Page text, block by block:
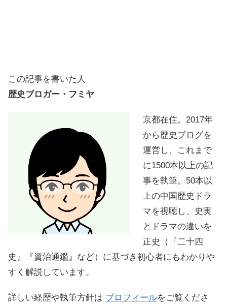
この記事を書いた人
歴史ブロガー・フミヤ
京都在住。2017年
から歴史ブログを
運営し、これまで
に1500本以上の記
事を執筆。50本以
上の中国歴史ドラ
マを視聴し、史実
とドラマの違いを
正史（『二十四
史』『資治通鑑』など）に基づき初心者にもわかりや
すく解説しています。
詳しい経歴や執筆方針は プロフィールをご覧くださ